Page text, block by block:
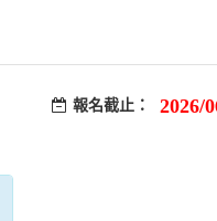
報名截止： 2026/